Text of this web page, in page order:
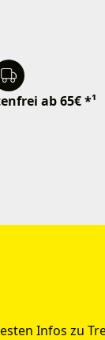
ab 65€ *¹
Infos zu